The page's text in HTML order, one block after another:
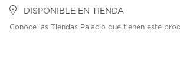
DISPONIBLE EN TIENDA
Conoce las Tiendas Palacio que tienen este